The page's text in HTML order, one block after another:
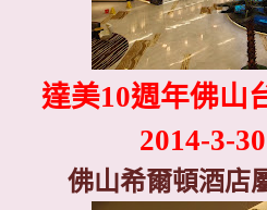
達美10週年佛山
2014-3-
佛山希爾頓酒店